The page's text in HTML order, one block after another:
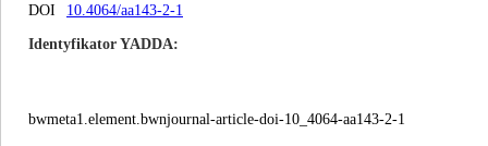
DOI 10.4064/aa143-2-1
Identyfikator YADDA
bwmeta1.element.bwnjournal-article-doi-10_4064-aa143-2-1